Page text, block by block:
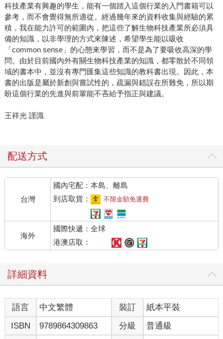
科技產業有興趣的學生，能有一個踏入這個行業的入門書籍可以
參考，而不會覺得無所適從。經過幾年來的資料收集與經驗的累
積，我在能力許可的範圍內，把這些了解生物科技產業所必須具
備的知識，以非學理的方式來陳述，希望學生能以吸收
「common sense」的心態來學習，而不是為了要吸收高深的學
問。由於目前國內外有關生物科技產業的知識，都零散於不同領
域的書本中，並沒有專門匯集這些知識的教科書出現。因此，本
書的出版是屬於新創與嘗試性的，疏漏與錯誤在所難免，所以期
盼這個行業的先進與前輩能不吝給予指正與建議。
王祥光 謹識
配送方式
台灣
國內宅配：本島、離島
到店取貨：
不限金額免運費
海外
國際快遞：全球
港澳店取：
詳細資料
語言 中文繁體 裝訂
紙本平裝
ISBN
9789864309863 分級 普通級